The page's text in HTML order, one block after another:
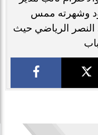
وشهرته ممس
النصر الرياضي حيث